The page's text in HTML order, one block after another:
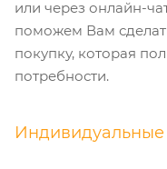
или через онлайн-
поможем Вам
покупку, которая
потребности.
Индивидуальные